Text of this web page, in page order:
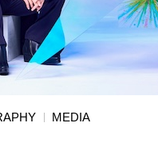
MEDIA